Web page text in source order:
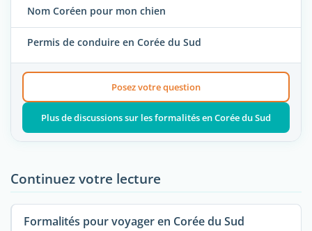
Nom Coréen pour mon chien
Permis de conduire en Corée du Sud
Posez votre question
Plus de discussions sur les formalités en Corée du Sud
Continuez votre lecture
Formalités pour voyager en Corée du Sud